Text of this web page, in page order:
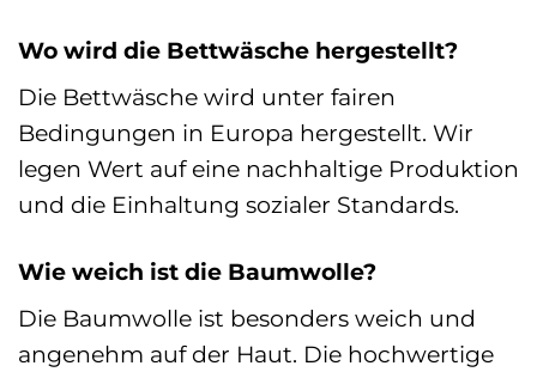
Wo wird die Bettwäsche hergestellt?
Die Bettwäsche wird unter fairen
Bedingungen in Europa hergestellt. Wir
legen Wert auf eine nachhaltige Produktion
und die Einhaltung sozialer Standards.
Wie weich ist die Baumwolle?
Die Baumwolle ist besonders weich und
angenehm auf der Haut. Die hochwertige